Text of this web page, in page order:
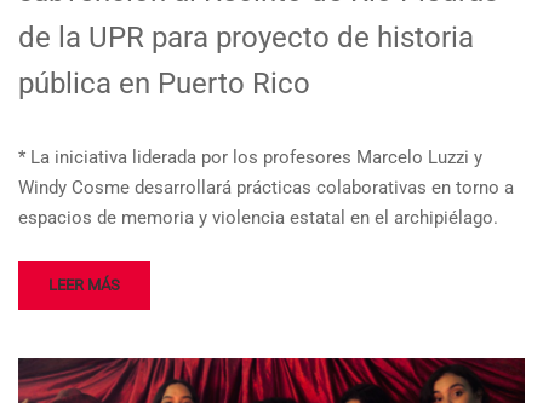
de la UPR para proyecto de historia
pública en Puerto Rico
* La iniciativa liderada por los profesores Marcelo Luzzi y
Windy Cosme desarrollará prácticas colaborativas en torno a
espacios de memoria y violencia estatal en el archipiélago.
LEER MÁS